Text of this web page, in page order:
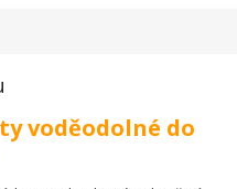
voděodolné do